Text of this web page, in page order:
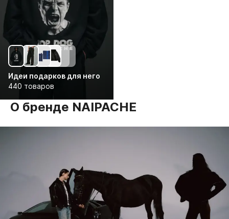
Идеи подарков для него
440 товаров
О бренде NAIPACHE